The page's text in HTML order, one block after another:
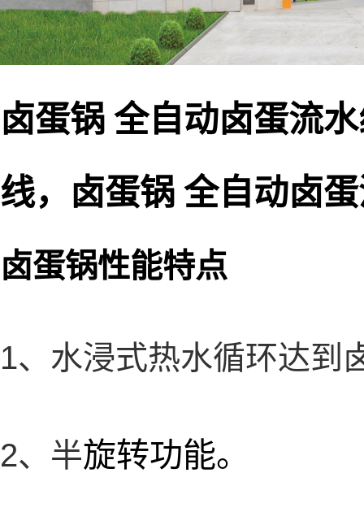
卤蛋锅 全自动卤蛋流
线，卤蛋锅 全自动卤
卤蛋锅性能特点
1、水浸式热水循环达到
2、半旋转功能。